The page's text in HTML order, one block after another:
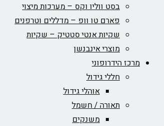
בסט ווליו וקס – מערכות מיצוי
פארם טו וופ – מדללים וטרפנים
שקיות אנטי סטטיק – שקיות
מוצרי אינבנשן
מרכז הידרופוני
חללי גידול
אוהלי גידול
תאורה / חשמל
משנקים